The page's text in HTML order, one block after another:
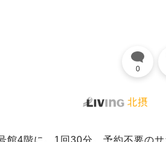
0
館4階に、1回30分、予約不要のサ